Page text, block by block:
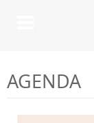
AGENDA